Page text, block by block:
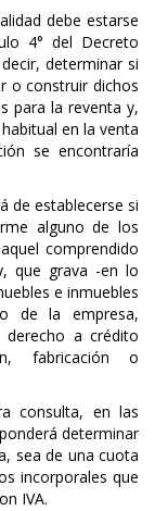
debe estarse
4° del Decreto
determinar si
o construir dichos
para la reventa y,
en la venta
se encontraría
de establecerse si
alguno de los
comprendido
que grava -en lo
e inmuebles
de la empresa,
a crédito
fabricación o
consulta, en las
determinar
sea de una cuota
incorporales que
IVA.